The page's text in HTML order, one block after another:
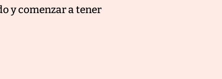
y comenzar a tener